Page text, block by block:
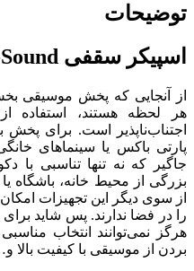
توضیحات
اسپیکر سقفی FG-Sound مدل FG-668
از آنجایی که پخش موسیقی
هر لحظه هستند، استفاده
اجتناب‌ناپذیر است. برای
پارتی باکس یا سینماهای
جاگیر که نه تنها تناسبی با
بزرگی از محیط خانه، باشگاه
از سوی دیگر این تجهیزات
را در فضا ندارند. پس شاید
هرگز نمی‌توانند انتخاب
بردن از موسیقی با کیفیت بالا